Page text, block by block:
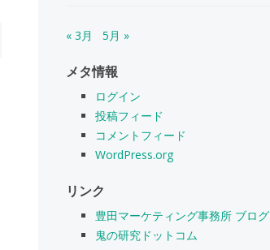
« 3月 5月 »
メタ情報
ログイン
投稿フィード
コメントフィード
WordPress.org
リンク
豊田マーケティング事務所 ブログ
鬼の研究ドットコム